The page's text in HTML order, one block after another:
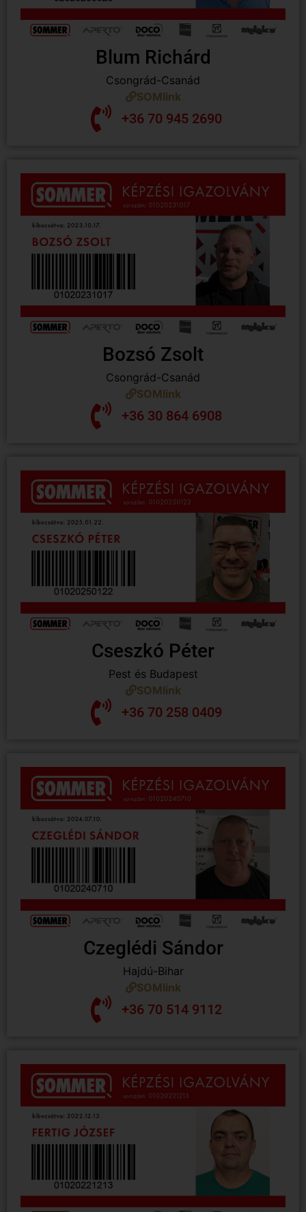
Blum Richárd
Csongrád-Csanád
SOMlink
+36 70 945 2690
Bozsó Zsolt
Csongrád-Csanád
SOMlink
+36 30 864 6908
Cseszkó Péter
Pest és Budapest
SOMlink
+36 70 258 0409
Czeglédi Sándor
Hajdú-Bihar
SOMlink
+36 70 514 9112